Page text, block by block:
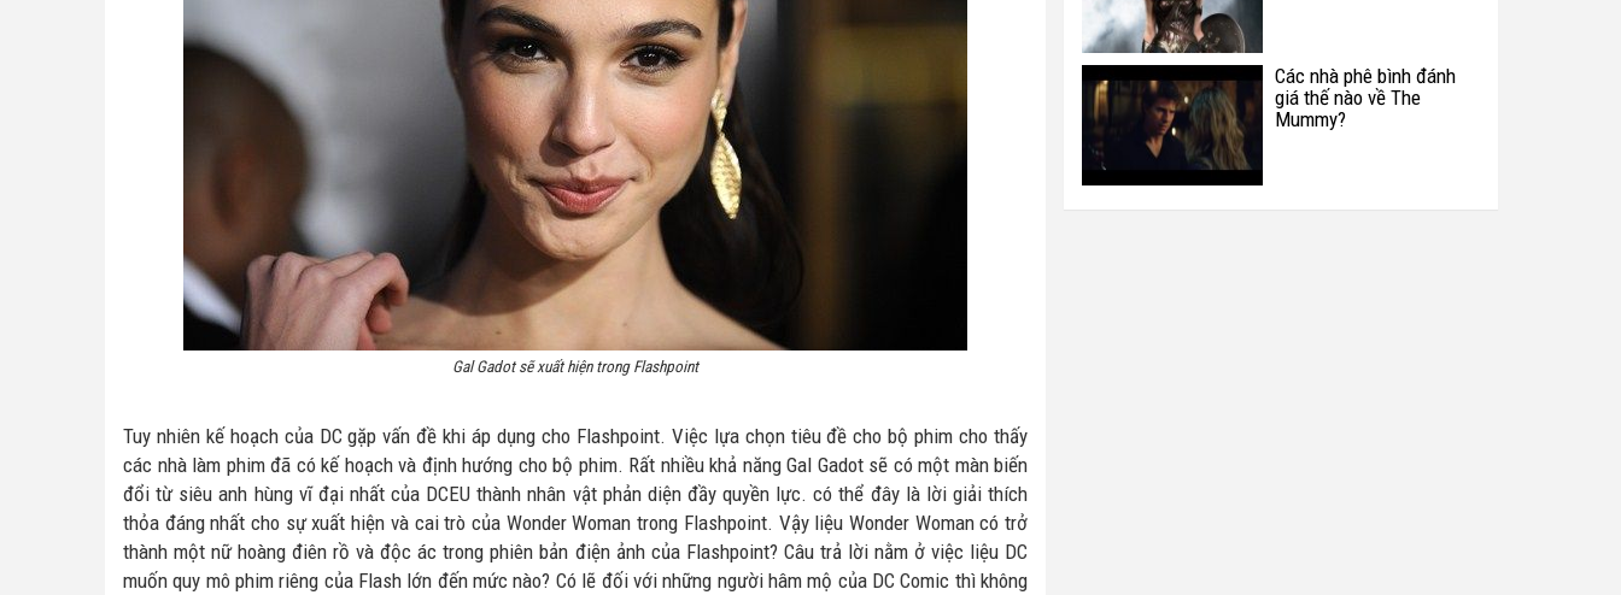
Gal Gadot sẽ xuất hiện trong Flashpoint
Tuy nhiên kế hoạch của DC gặp vấn đề khi áp dụng cho Flashpoint. Việc lựa chọn tiêu đề cho bộ phim cho thấy
các nhà làm phim đã có kế hoạch và định hướng cho bộ phim. Rất nhiều khả năng Gal Gadot sẽ có một màn biến
đổi từ siêu anh hùng vĩ đại nhất của DCEU thành nhân vật phản diện đầy quyền lực. có thể đây là lời giải thích
thỏa đáng nhất cho sự xuất hiện và cai trò của Wonder Woman trong Flashpoint. Vậy liệu Wonder Woman có trở
thành một nữ hoàng điên rồ và độc ác trong phiên bản điện ảnh của Flashpoint? Câu trả lời nằm ở việc liệu DC
muốn quy mô phim riêng của Flash lớn đến mức nào? Có lẽ đối với những người hâm mộ của DC Comic thì không
Các nhà phê bình đánh
giá thế nào về The
Mummy?